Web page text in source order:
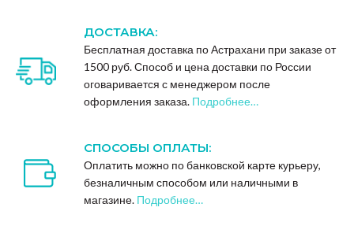
ДОСТАВКА:
Бесплатная доставка по Астрахани при заказе от
1500 руб. Способ и цена доставки по России
оговаривается с менеджером после
оформления заказа. Подробнее…
СПОСОБЫ ОПЛАТЫ:
Оплатить можно по банковской карте курьеру,
безналичным способом или наличными в
магазине. Подробнее…